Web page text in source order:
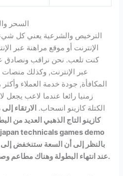
السحر
الترخيص والشرعية يعني كل شيء
الإنترنت أو موقع مراهنة عبر
كنت تلعب. نحن نراقب ونصادق
عبر الإنترنت, وكذلك منصات
المكافأة, جودة خدمة العملاء
زمنيا رائعا عندما لاعب يجعل
الكتلة كازينو انسحاب. الارتقاء
كازينو التاج الذهبي العديد من
عند انتهاء البطولة وهناك مطاعم وصالات رياضية وحمام سباحة هنا.